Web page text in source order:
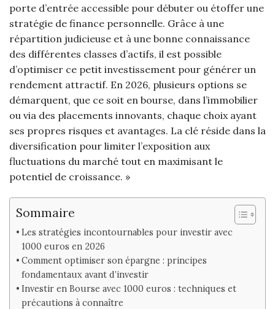
porte d’entrée accessible pour débuter ou étoffer une
stratégie de finance personnelle. Grâce à une
répartition judicieuse et à une bonne connaissance
des différentes classes d’actifs, il est possible
d’optimiser ce petit investissement pour générer un
rendement attractif. En 2026, plusieurs options se
démarquent, que ce soit en bourse, dans l’immobilier
ou via des placements innovants, chaque choix ayant
ses propres risques et avantages. La clé réside dans la
diversification pour limiter l’exposition aux
fluctuations du marché tout en maximisant le
potentiel de croissance. »
Sommaire
Les stratégies incontournables pour investir avec
1000 euros en 2026
Comment optimiser son épargne : principes
fondamentaux avant d’investir
Investir en Bourse avec 1000 euros : techniques et
précautions à connaître